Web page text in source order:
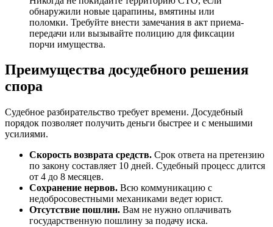
обнаружили новые царапины, вмятины или
поломки. Требуйте внести замечания в акт приема-
передачи или вызывайте полицию для фиксации
порчи имущества.
Преимущества досудебного решения
спора
Судебное разбирательство требует времени. Досудебный
порядок позволяет получить деньги быстрее и с меньшими
усилиями.
Скорость возврата средств. Срок ответа на претензию
по закону составляет 10 дней. Судебный процесс длится
от 4 до 8 месяцев.
Сохранение нервов. Всю коммуникацию с
недобросовестными механиками ведет юрист.
Отсутствие пошлин. Вам не нужно оплачивать
государственную пошлину за подачу иска.